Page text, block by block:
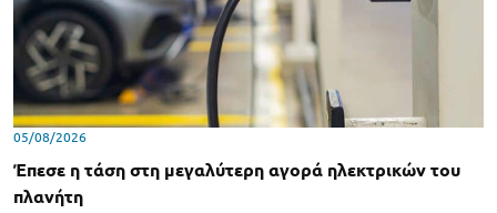
05/08/2026
Έπεσε η τάση στη μεγαλύτερη αγορά ηλεκτρικών του
πλανήτη